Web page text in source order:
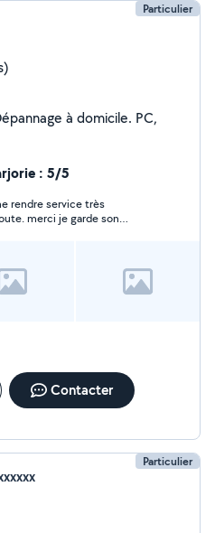
Particulier
à domicile. PC,
: 5/5
rendre service très
merci je garde son
Contacter
Particulier